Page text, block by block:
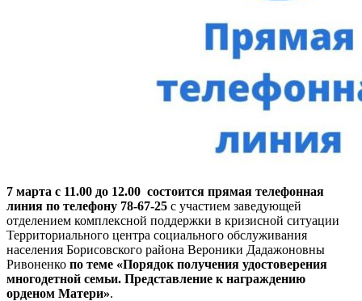
7 марта с 11.00 до 12.00 состоится прямая телефонная
линия по телефону 78-67-25 с участием заведующей
отделением комплексной поддержки в кризисной ситуации
Территориального центра социального обслуживания
населения Борисовского района Вероники Дадажоновны
Ривоненко по теме «Порядок получения удостоверения
многодетной семьи. Представление к награждению
орденом Матери».